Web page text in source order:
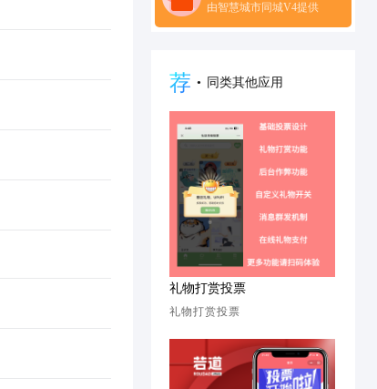
由智慧城市同城V4提供
荐 • 同类其他应用
礼物打赏投票
礼物打赏投票